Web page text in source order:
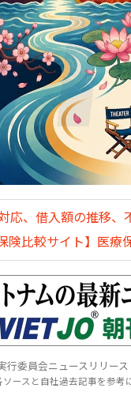
応、借入額の推移
険比較サイト】医療
行委員会ニュースリリー
ースと自社過去記事を参考